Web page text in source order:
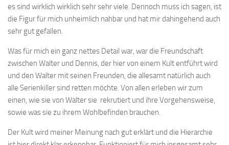
es sind wirklich wirklich sehr sehr viele. Dennoch muss ich sagen, ist
die Figur für mich unheimlich nahbar und hat mir dahingehend auch
sehr gut gefallen.
Was für mich ein ganz nettes Detail war, war die Freundschaft
zwischen Walter und Dennis, der hier von einem Kult entführt wird
und den Walter mit seinen Freunden, die allesamt natürlich auch
alle Serienkiller sind retten möchte. Von allen erleben wir zum
einen, wie sie von Walter sie rekrutiert und ihre Vorgehensweise,
sowie was sie zu ihrem Wohlbefinden brauchen.
Der Kult wird meiner Meinung nach gut erklärt und die Hierarchie